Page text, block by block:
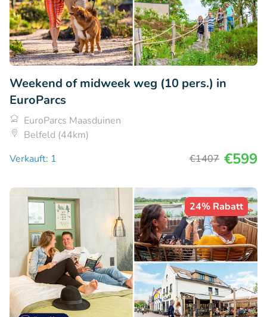
Weekend of midweek weg (10 pers.) in
EuroParcs
EuroParcs Maasduinen
Belfeld (44km)
Verkauft: 1
€1407 €599
24% Rabatt